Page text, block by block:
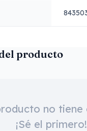
producto
no tiene
¡Sé el primero!